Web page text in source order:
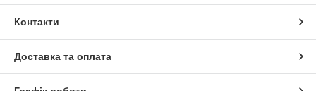
Контакти
Доставка та оплата